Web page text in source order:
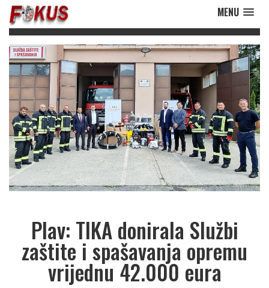
MENU
Plav: TIKA donirala Službi
zaštite i spašavanja opremu
vrijednu 42.000 eura